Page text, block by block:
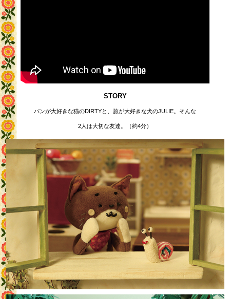
STORY
パンが大好きな猫のDIRTYと、旅が大好きな犬のJULIE。そんな
2人は大切な友達。（約4分）